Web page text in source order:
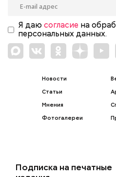
Я даю согласие на
персональных данных.
Новости
Статьи
Мнения
Фотогалереи
Подписка на печатные